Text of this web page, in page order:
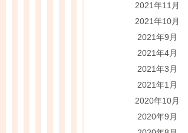
2021年11月
2021年10月
2021年9月
2021年4月
2021年3月
2021年1月
2020年10月
2020年9月